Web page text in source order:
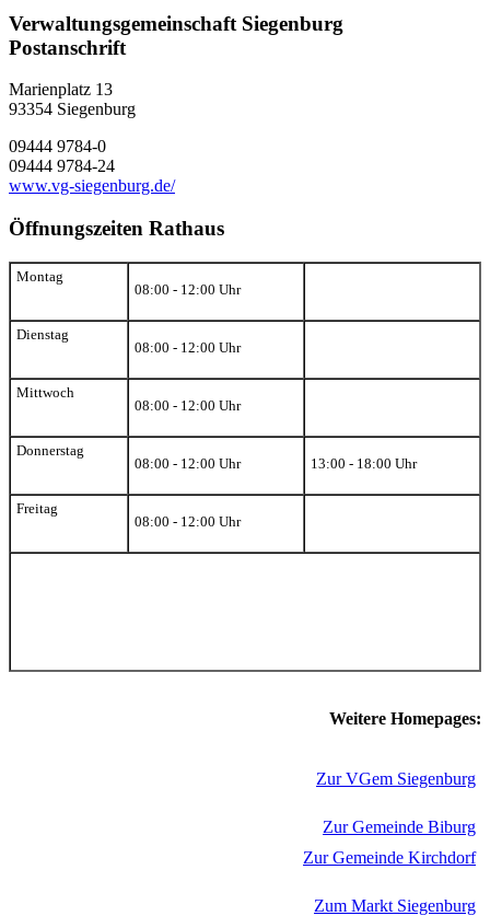
Verwaltungsgemeinschaft Siegenburg
Postanschrift
Marienplatz 13
93354 Siegenburg
09444 9784-0
09444 9784-24
www.vg-siegenburg.de/
Öffnungszeiten Rathaus
Montag
08:00 - 12:00 Uhr
Dienstag
08:00 - 12:00 Uhr
Mittwoch
08:00 - 12:00 Uhr
Donnerstag
08:00 - 12:00 Uhr
13:00 - 18:00 Uhr
Freitag
08:00 - 12:00 Uhr
Weitere Homepages:
Zur VGem Siegenburg
Zur Gemeinde Biburg
Zur Gemeinde Kirchdorf
Zum Markt Siegenburg